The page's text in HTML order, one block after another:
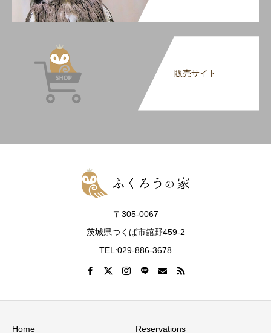
販売サイト
〒305-0067
茨城県つくば市舘野459-2
TEL:029-886-3678
Home Reservations